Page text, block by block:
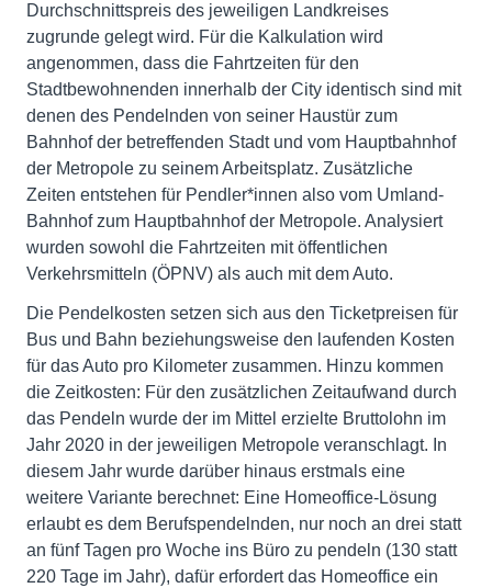
Durchschnittspreis des jeweiligen Landkreises
zugrunde gelegt wird. Für die Kalkulation wird
angenommen, dass die Fahrtzeiten für den
Stadtbewohnenden innerhalb der City identisch sind mit
denen des Pendelnden von seiner Haustür zum
Bahnhof der betreffenden Stadt und vom Hauptbahnhof
der Metropole zu seinem Arbeitsplatz. Zusätzliche
Zeiten entstehen für Pendler*innen also vom Umland-
Bahnhof zum Hauptbahnhof der Metropole. Analysiert
wurden sowohl die Fahrtzeiten mit öffentlichen
Verkehrsmitteln (ÖPNV) als auch mit dem Auto.
Die Pendelkosten setzen sich aus den Ticketpreisen für
Bus und Bahn beziehungsweise den laufenden Kosten
für das Auto pro Kilometer zusammen. Hinzu kommen
die Zeitkosten: Für den zusätzlichen Zeitaufwand durch
das Pendeln wurde der im Mittel erzielte Bruttolohn im
Jahr 2020 in der jeweiligen Metropole veranschlagt. In
diesem Jahr wurde darüber hinaus erstmals eine
weitere Variante berechnet: Eine Homeoffice-Lösung
erlaubt es dem Berufspendelnden, nur noch an drei statt
an fünf Tagen pro Woche ins Büro zu pendeln (130 statt
220 Tage im Jahr), dafür erfordert das Homeoffice ein